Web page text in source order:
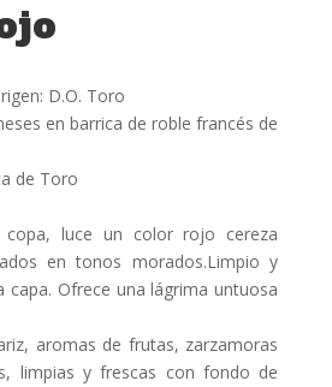
D.O. Toro
en barrica de roble francés de
de Toro
copa, luce un color rojo cereza
en tonos morados.Limpio y
capa. Ofrece una lágrima untuosa
aromas de frutas, zarzamoras
limpias y frescas con fondo de